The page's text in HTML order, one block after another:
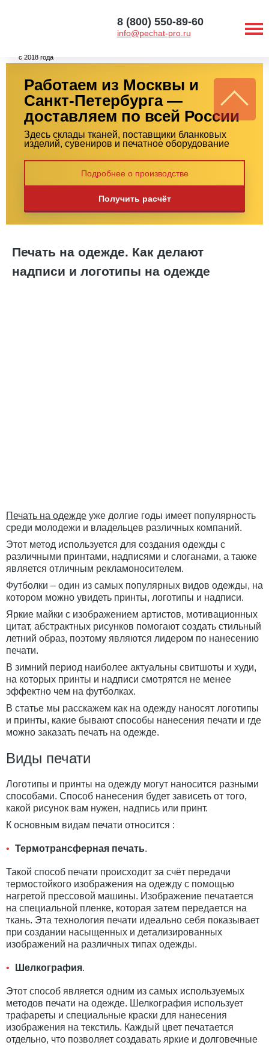
с 2018 года
info@pechat-pro.ru
8 (800) 550-89-60
Работаем из Москвы и
Санкт-Петербурга —
доставляем по всей России
Здесь склады тканей, поставщики бланковых
изделий, сувениров и печатное оборудование
Подробнее о производстве
Получить расчёт
Печать на одежде. Как делают
надписи и логотипы на одежде
Печать на одежде уже долгие годы имеет популярность
среди молодежи и владельцев различных компаний.
Этот метод используется для создания одежды с
различными принтами, надписями и слоганами, а также
является отличным рекламоносителем.
Футболки – один из самых популярных видов одежды, на
котором можно увидеть принты, логотипы и надписи.
Яркие майки с изображением артистов, мотивационных
цитат, абстрактных рисунков помогают создать стильный
летний образ, поэтому являются лидером по нанесению
печати.
В зимний период наиболее актуальны свитшоты и худи,
на которых принты и надписи смотрятся не менее
эффектно чем на футболках.
В статье мы расскажем как на одежду наносят логотипы
и принты, какие бывают способы нанесения печати и где
можно заказать печать на одежде.
Виды печати
Логотипы и принты на одежду могут наносится разными
способами. Способ нанесения будет зависеть от того,
какой рисунок вам нужен, надпись или принт.
К основным видам печати относится :
Термотрансферная печать.
Такой способ печати происходит за счёт передачи
термостойкого изображения на одежду с помощью
нагретой прессовой машины. Изображение печатается
на специальной пленке, которая затем передается на
ткань. Эта технология печати идеально себя показывает
при создании насыщенных и детализированных
изображений на различных типах одежды.
Шелкография.
Этот способ является одним из самых используемых
методов печати на одежде. Шелкография использует
трафареты и специальные краски для нанесения
изображения на текстиль. Каждый цвет печатается
отдельно, что позволяет создавать яркие и долговечные